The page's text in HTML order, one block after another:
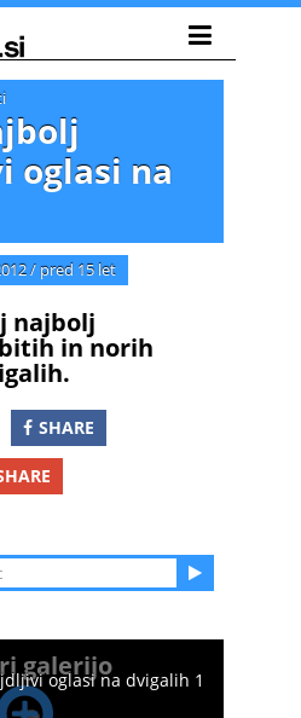
oglasi na
/ pred 15 let
najbolj
in norih
SHARE
galerijo
oglasi na dvigalih 1